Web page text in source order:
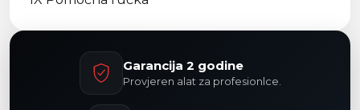
Garancija 2 godine
Provjeren alat za profesionlce.